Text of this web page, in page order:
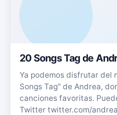
20 Songs Tag de
Ya podemos disfrutar del
Songs Tag" de Andrea,
canciones favoritas.
Twitter twitter.com/